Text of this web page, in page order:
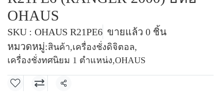
OHAUS
SKU : OHAUS R21PE6 ขายแล้ว 0 ชิ้น
หมวดหมู่:สินค้า,เครื่องชั่งดิจิตอล,
เครื่องชั่งทศนิยม 1 ตำแหน่ง,OHAUS
แชร์